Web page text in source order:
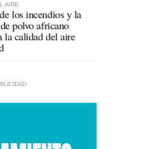
AIRE
los incendios y la
polvo africano
la calidad del aire